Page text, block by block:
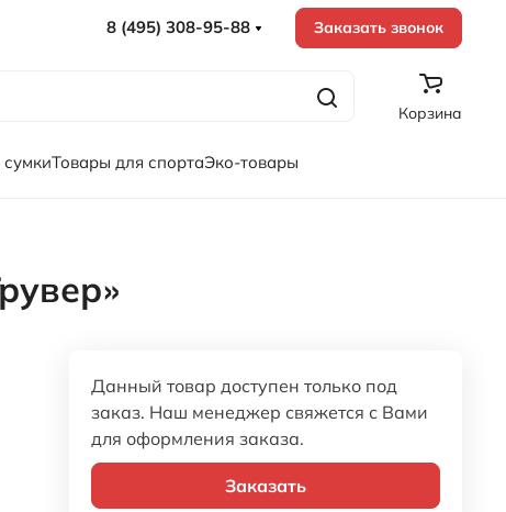
8 (495) 308-95-88 Заказать звонок
Корзина
Товары для спортаЭко-товары
Данный товар доступен только под
заказ. Наш менеджер свяжется с Вами
для оформления заказа.
Заказать